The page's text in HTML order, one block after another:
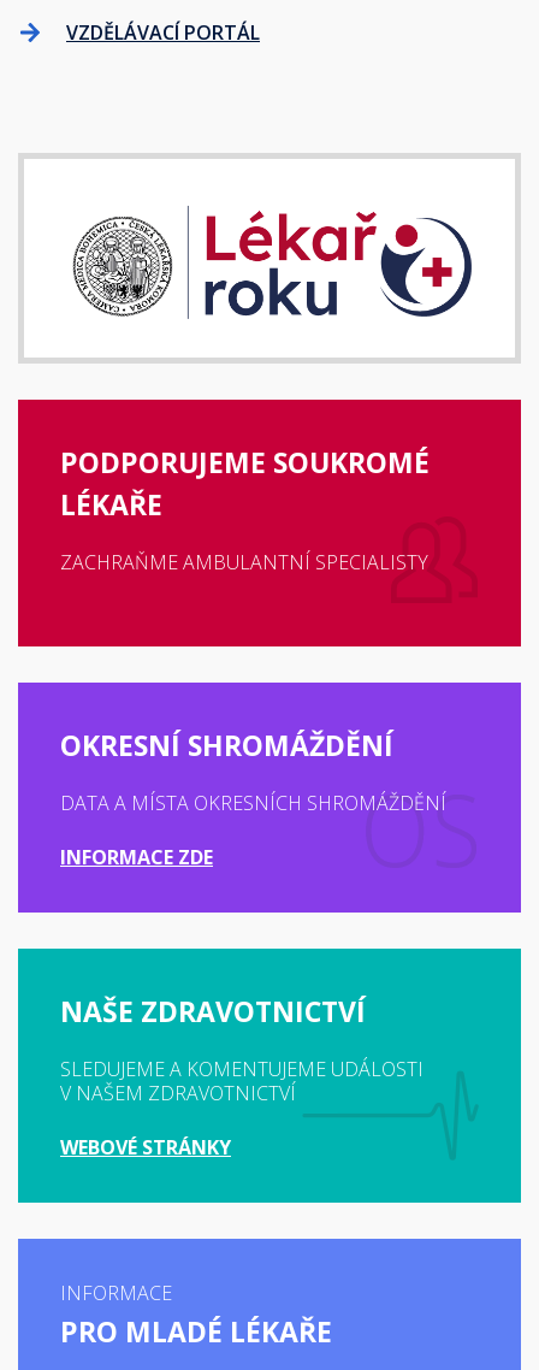
VZDĚLÁVACÍ PORTÁL
PODPORUJEME SOUKROMÉ
LÉKAŘE
ZACHRAŇME AMBULANTNÍ SPECIALISTY
OKRESNÍ SHROMÁŽDĚNÍ
DATA A MÍSTA OKRESNÍCH SHROMÁŽDĚNÍ
INFORMACE ZDE
NAŠE ZDRAVOTNICTVÍ
SLEDUJEME A KOMENTUJEME UDÁLOSTI
V NAŠEM ZDRAVOTNICTVÍ
WEBOVÉ STRÁNKY
INFORMACE
PRO MLADÉ LÉKAŘE